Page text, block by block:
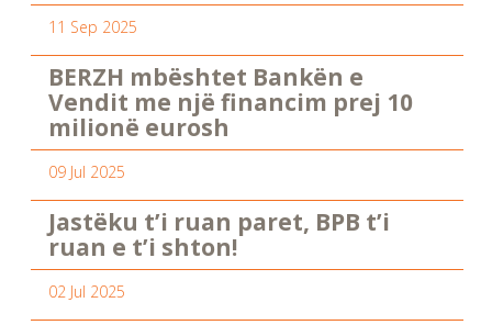
11 Sep 2025
BERZH mbështet Bankën e
Vendit me një financim prej 10
milionë eurosh
09 Jul 2025
Jastëku t’i ruan paret, BPB t’i
ruan e t’i shton!
02 Jul 2025